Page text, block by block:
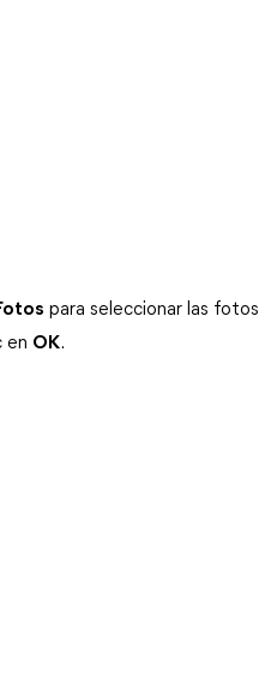
para seleccionar las fotos
en OK.